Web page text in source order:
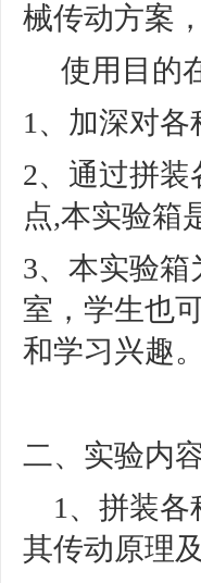
械传动方案
使用目的
1、加深对
2、通过拼
点,本实验箱
3、本实验
室，学生也
和学习兴趣
二、实验内
1、拼装各
其传动原理